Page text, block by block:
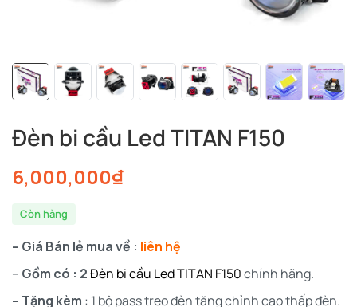
Đèn bi cầu Led TITAN F150
6,000,000₫
Còn hàng
– Giá Bán lẻ mua về : liên hệ
– Gồm có : 2Đèn bi cầu Led TITAN F150chính hãng.
– Tặng kèm : 1 bộ pass treo đèn tăng chỉnh cao thấp đèn.